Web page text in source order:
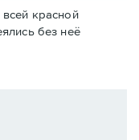
красной
без неё